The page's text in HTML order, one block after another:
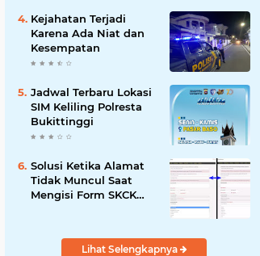
Kejahatan Terjadi
Karena Ada Niat dan
Kesempatan
Jadwal Terbaru Lokasi
SIM Keliling Polresta
Bukittinggi
Solusi Ketika Alamat
Tidak Muncul Saat
Mengisi Form SKCK
Lihat Selengkapnya